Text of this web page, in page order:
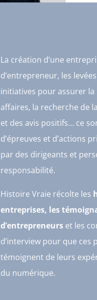
La création d’une
d’entrepreneur, les
initiatives pour assurer la
affaires, la recherche de
et des avis positifs… ce
d’épreuves et d’actions
par des dirigeants et
responsabilité.
Histoire Vraie récolte les
entreprises, les
d’entrepreneurset les
d’interview pour que ces
témoignent de leurs
du numérique.